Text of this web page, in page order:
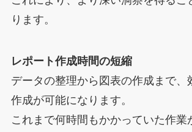
ります。
レポート作成時間の短縮
データの整理から図表の作成まで、
作成が可能になります。
これまで何時間もかかっていた作業